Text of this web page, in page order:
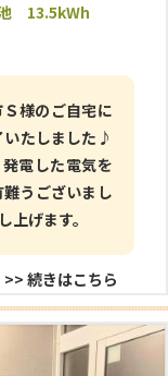
13.5kWh
様のご自宅に
たしました♪
電した電気を
うございまし
げます。
>> 続きはこちら